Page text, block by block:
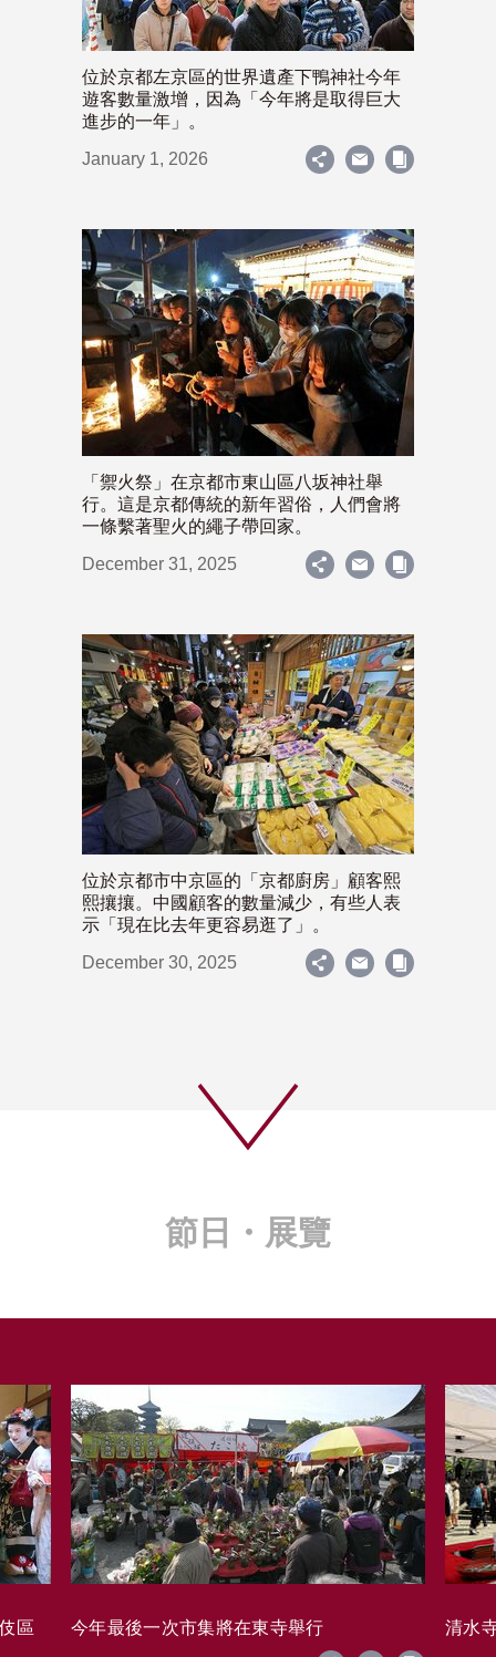
位於京都左京區的世界遺產下鴨神社今年
遊客數量激增，因為「今年將是取得巨大
進步的一年」。
January 1, 2026
「禦火祭」在京都市東山區八坂神社舉
行。這是京都傳統的新年習俗，人們會將
一條繫著聖火的繩子帶回家。
December 31, 2025
位於京都市中京區的「京都廚房」顧客熙
熙攘攘。中國顧客的數量減少，有些人表
示「現在比去年更容易逛了」。
December 30, 2025
節日・展覽
區 今年最後一次市集將在東寺舉行 清水